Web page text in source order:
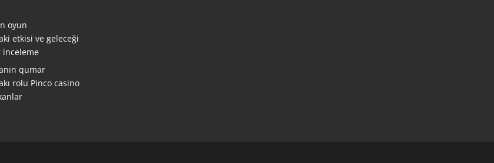
oyun
etkisi ve geleceği
qumar
rolu Pinco casino